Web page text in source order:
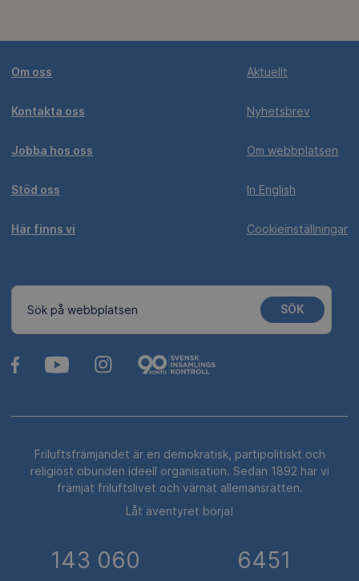
Om oss
Kontakta oss
Jobba hos oss
Stöd oss
Här finns vi
Aktuellt
Nyhetsbrev
Om webbplatsen
In English
Cookieinställningar
Sök på webbplatsen SÖK
Friluftsfrämjandet är en demokratisk, partipolitiskt och
religiöst obunden ideell organisation. Sedan 1892 har vi
främjat friluftslivet och värnat allemansrätten.
Låt äventyret börja!
143 060 6451